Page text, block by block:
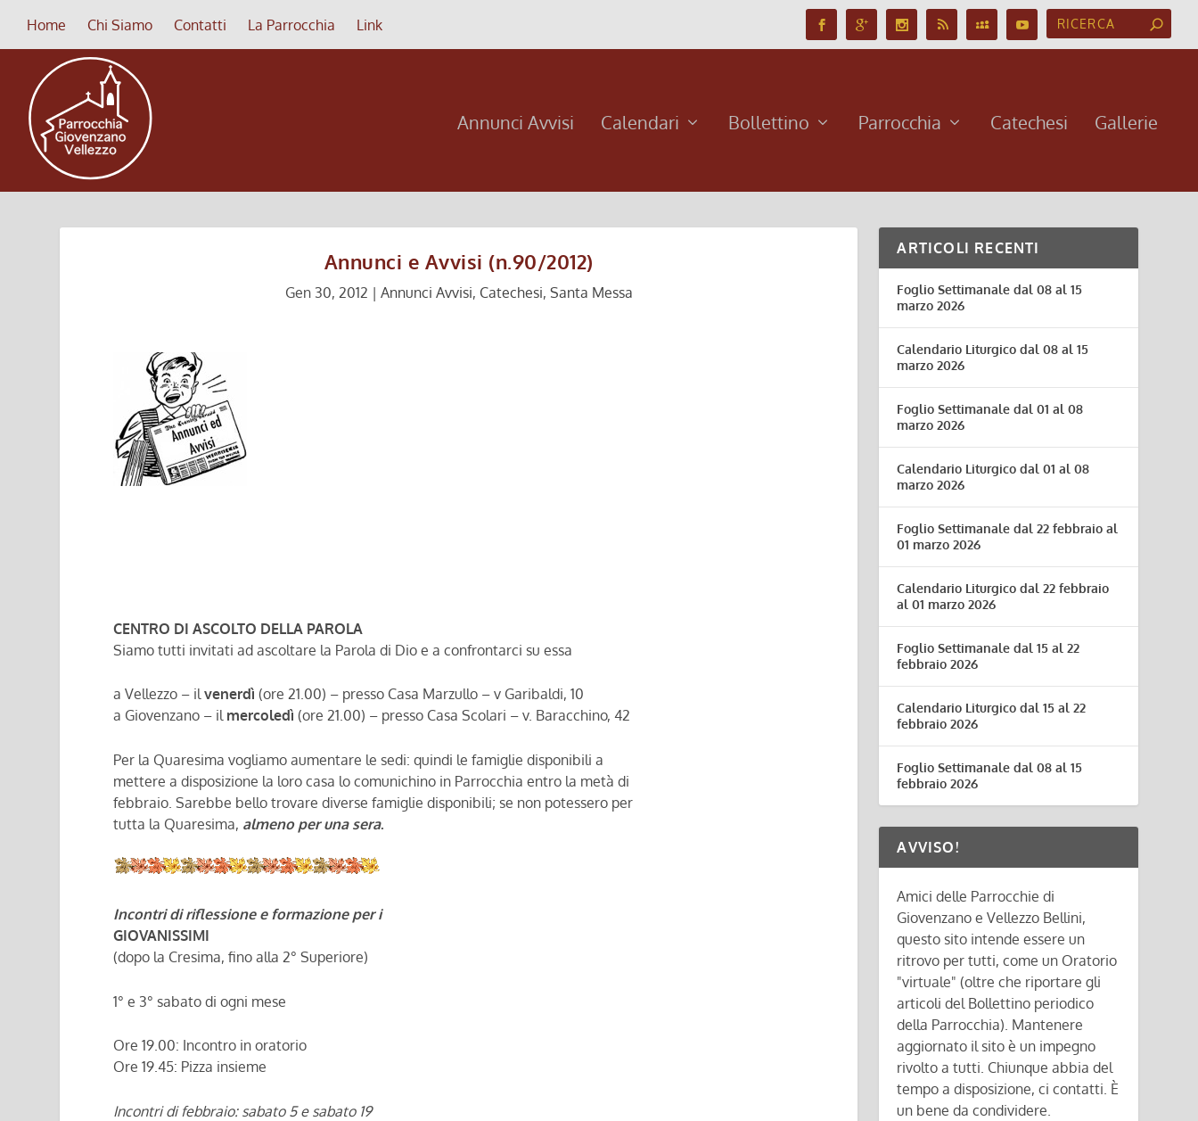
Home Chi Siamo Contatti La Parrocchia Link
Annunci Avvisi Calendari Bollettino Parrocchia Catechesi Gallerie
Annunci e Avvisi (n.90/2012)
Gen 30, 2012 | Annunci Avvisi, Catechesi, Santa Messa
CENTRO DI ASCOLTO DELLA PAROLA
Siamo tutti invitati ad ascoltare la Parola di Dio e a confrontarci su essa
a Vellezzo – ilvenerdì (ore 21.00) – presso Casa Marzullo – v Garibaldi, 10
a Giovenzano – il mercoledì (ore 21.00) – presso Casa Scolari – v. Baracchino, 42
Per la Quaresima vogliamo aumentare le sedi: quindi le famiglie disponibili a
mettere a disposizione la loro casa lo comunichino in Parrocchia entro la metà di
febbraio. Sarebbe bello trovare diverse famiglie disponibili; se non potessero per
tutta la Quaresima, almeno per una sera.
Incontri di riflessione e formazione per i
GIOVANISSIMI
(dopo la Cresima, fino alla 2° Superiore)
1° e 3° sabato di ogni mese
Ore 19.00: Incontro in oratorio
Ore 19.45: Pizza insieme
Incontri di febbraio: sabato 5 e sabato 19
ARTICOLI RECENTI
Foglio Settimanale dal 08 al 15
marzo 2026
Calendario Liturgico dal 08 al 15
marzo 2026
Foglio Settimanale dal 01 al 08
marzo 2026
Calendario Liturgico dal 01 al 08
marzo 2026
Foglio Settimanale dal 22 febbraio al
01 marzo 2026
Calendario Liturgico dal 22 febbraio
al 01 marzo 2026
Foglio Settimanale dal 15 al 22
febbraio 2026
Calendario Liturgico dal 15 al 22
febbraio 2026
Foglio Settimanale dal 08 al 15
febbraio 2026
AVVISO!
Amici delle Parrocchie di
Giovenzano e Vellezzo Bellini,
questo sito intende essere un
ritrovo per tutti, come un Oratorio
"virtuale" (oltre che riportare gli
articoli del Bollettino periodico
della Parrocchia). Mantenere
aggiornato il sito è un impegno
rivolto a tutti. Chiunque abbia del
tempo a disposizione, ci contatti. È
un bene da condividere.